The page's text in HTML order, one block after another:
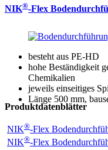
NIK®-Flex
besteht aus PE-HD
hohe Beständigkeit
Chemikalien
jeweils einseitiges
Länge 500 mm,
Produktdatenblätter
NIK®-Flex
NIK®-Flex